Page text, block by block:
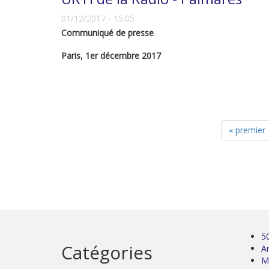
01/12/2017 - 15:05
Communiqué de presse
Paris, 1er décembre 2017
« premier
Catégories